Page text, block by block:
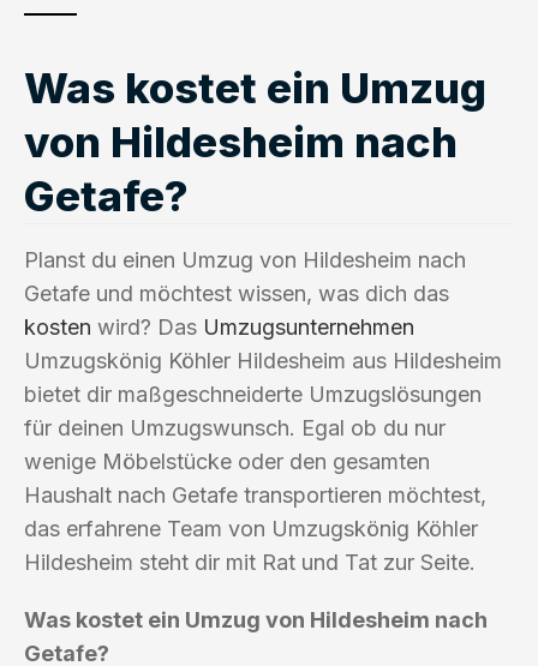
Was kostet ein Umzug
von Hildesheim nach
Getafe?
Planst du einen Umzug von Hildesheim nach
Getafe und möchtest wissen, was dich das
kosten wird? Das Umzugsunternehmen
Umzugskönig Köhler Hildesheim aus Hildesheim
bietet dir maßgeschneiderte Umzugslösungen
für deinen Umzugswunsch. Egal ob du nur
wenige Möbelstücke oder den gesamten
Haushalt nach Getafe transportieren möchtest,
das erfahrene Team von Umzugskönig Köhler
Hildesheim steht dir mit Rat und Tat zur Seite.
Was kostet ein Umzug von Hildesheim nach
Getafe?